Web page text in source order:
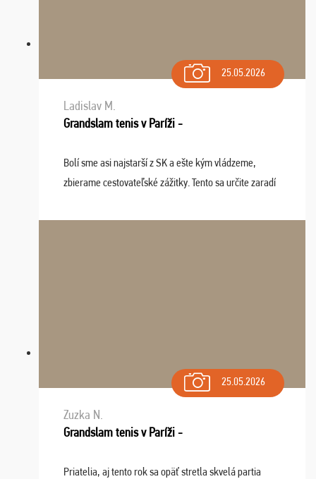
25.05.2026
Ladislav M.
Grandslam tenis v Paríži -
Bolí sme asi najstarší z SK a ešte kým vládzeme,
zbierame cestovateľské zážitky. Tento sa určite zaradí
osudu - pohodový šefík Meďo, dobrá parti ...
25.05.2026
Zuzka N.
Grandslam tenis v Paríži -
Priatelia, aj tento rok sa opäť stretla skvelá partia